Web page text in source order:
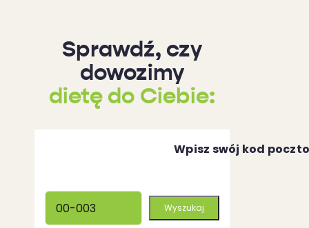
Sprawdź, czy
dowozimy
dietę do Ciebie:
Wpisz swój kod